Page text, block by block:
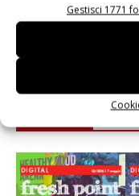
Gestisci 1771
Leonardo
punto di